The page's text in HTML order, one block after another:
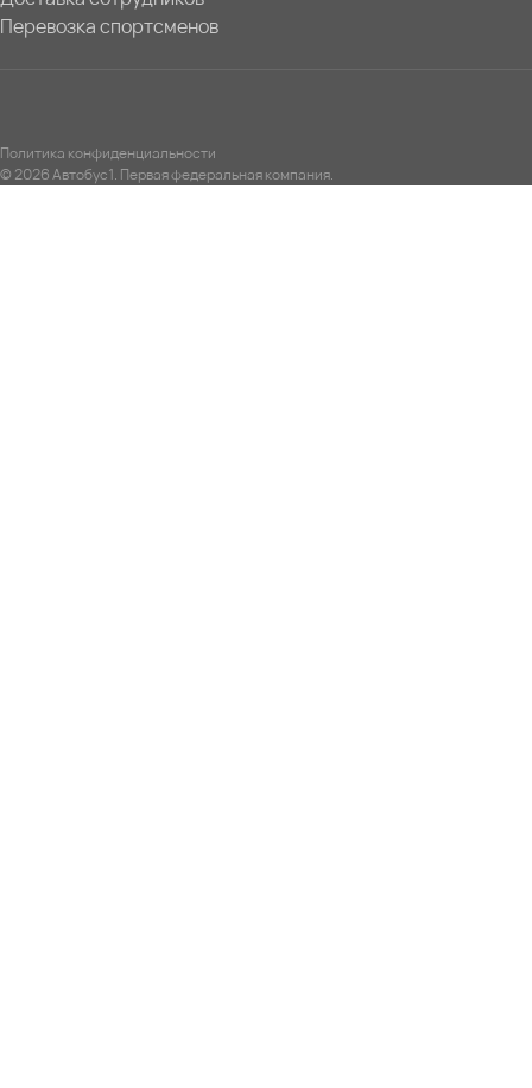
Перевозка спортсменов
Политика конфиденциальности
© 2026 Автобус1. Первая федеральная компания.